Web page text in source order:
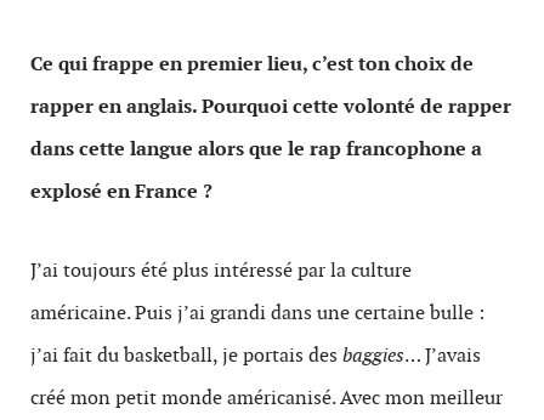
Ce qui frappe en premier lieu, c’est ton choix de
rapper en anglais. Pourquoi cette volonté de rapper
dans cette langue alors que le rap francophone a
explosé en France ?
J’ai toujours été plus intéressé par la culture
américaine. Puis j’ai grandi dans une certaine bulle :
j’ai fait du basketball, je portais des baggies… J’avais
créé mon petit monde américanisé. Avec mon meilleur